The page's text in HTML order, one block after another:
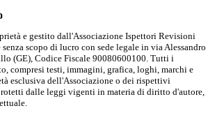
e gestito dall'Associazione Ispettori Revisioni
scopo di lucro con sede legale in via Alessandro
(GE), Codice Fiscale 90080600100. Tutti i
compresi testi, immagini, grafica, loghi, marchi e
esclusiva dell'Associazione o dei rispettivi
dalle leggi vigenti in materia di diritto d'autore,